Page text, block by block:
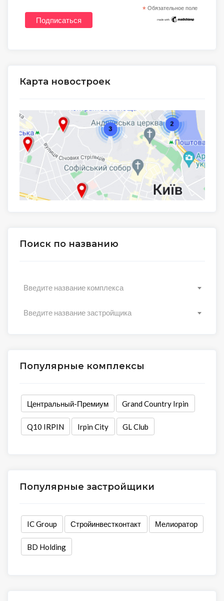
* Обязательное поле
Карта новостроек
Поиск по названию
Введите название комплекса
Введите название застройщика
Популярные комплексы
Центральный-Премиум Grand Country Irpin
Q10 IRPIN Irpin City GL Club
Популярные застройщики
IC Group Стройинвестконтакт Мелиоратор
BD Holding